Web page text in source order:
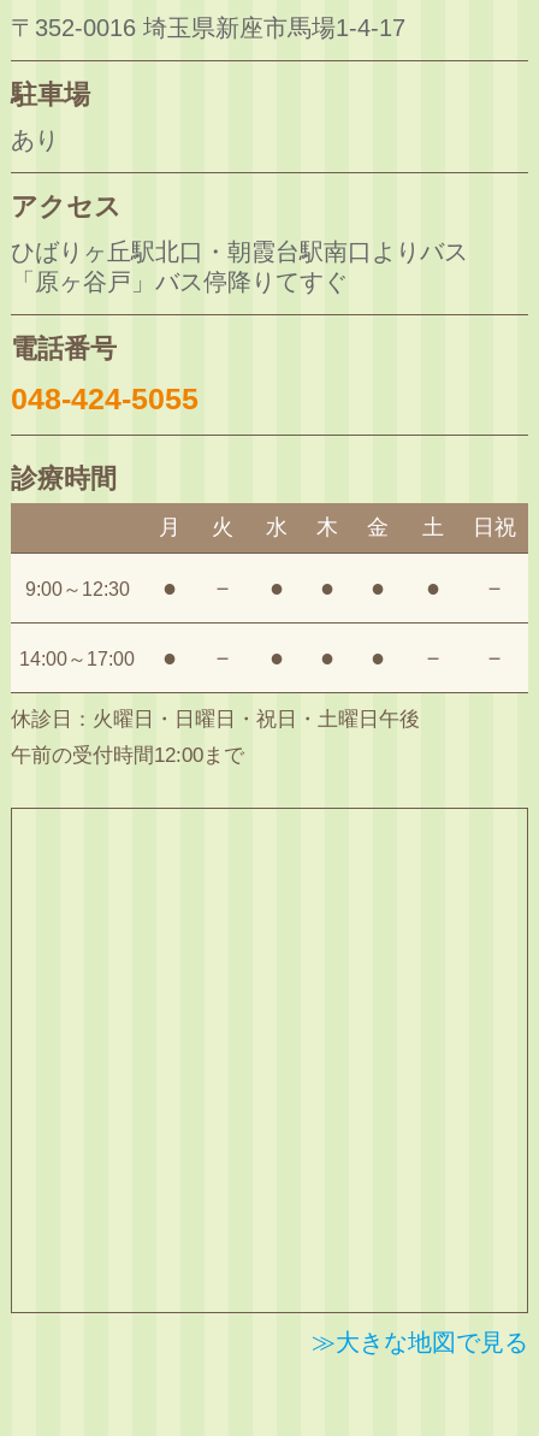
〒352-0016 埼玉県新座市馬場1-4-17
駐車場
あり
アクセス
ひばりヶ丘駅北口・朝霞台駅南口よりバス
「原ヶ谷戸」バス停降りてすぐ
電話番号
048-424-5055
診療時間
月 火 水 木 金 土 日祝
9:00～12:30 ● － ● ● ● ● －
14:00～17:00 ● － ● ● ● － －
休診日：火曜日・日曜日・祝日・土曜日午後
午前の受付時間12:00まで
≫大きな地図で見る